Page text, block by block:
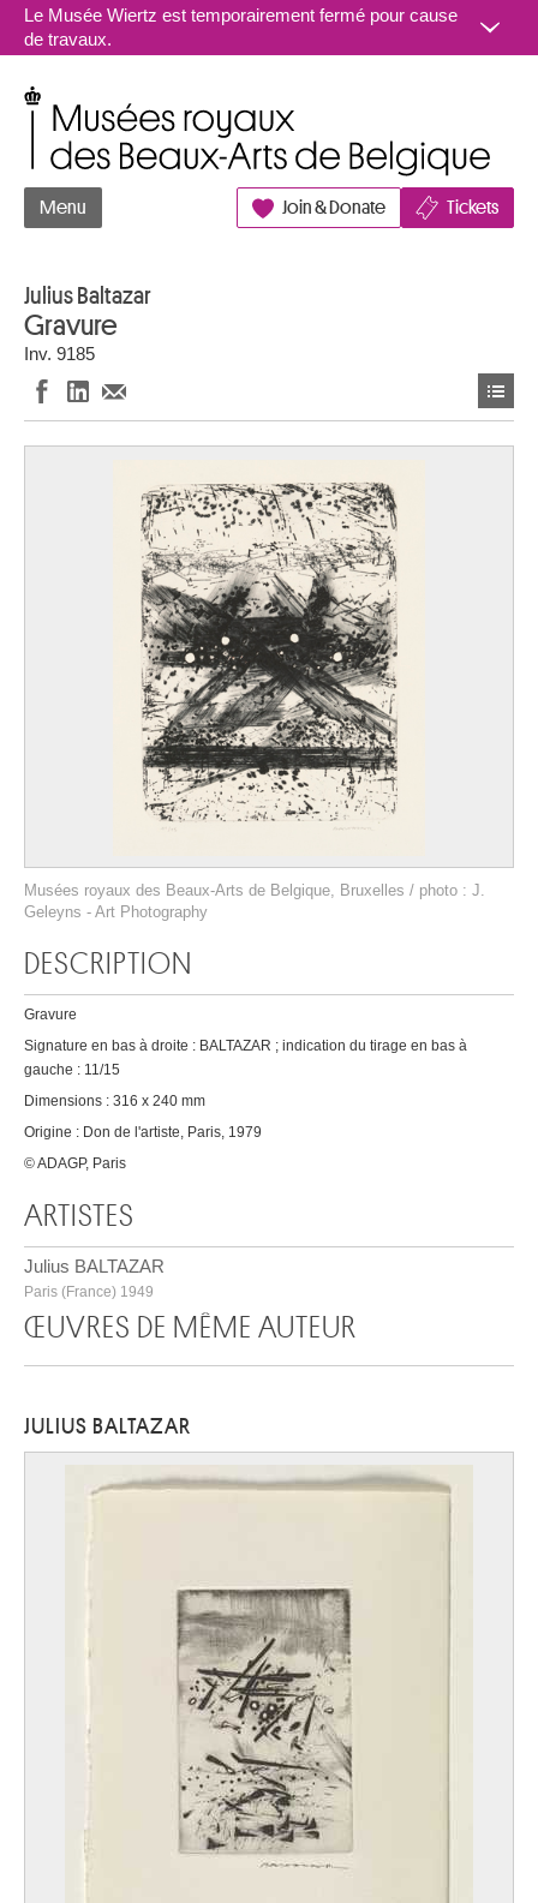
Aller au contenu
Le Musée Wiertz est temporairement fermé pour cause
de travaux.
Menu Join & Donate Tickets
Julius Baltazar
Gravure
Inv. 9185
Musées royaux des Beaux-Arts de Belgique, Bruxelles / photo : J.
Geleyns - Art Photography
DESCRIPTION
Gravure
Signature en bas à droite : BALTAZAR ; indication du tirage en bas à
gauche : 11/15
Dimensions : 316 x 240 mm
Origine : Don de l'artiste, Paris, 1979
© ADAGP, Paris
ARTISTES
Julius BALTAZAR
Paris (France) 1949
ŒUVRES DE MÊME AUTEUR
JULIUS BALTAZAR